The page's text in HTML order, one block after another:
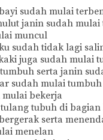
sudah mulai
janin sudah
muncul
sudah tidak lagi
juga sudah mulai
serta janin
sudah mulai tumbuh
mulai bekerja
tubuh di
serta
menelan